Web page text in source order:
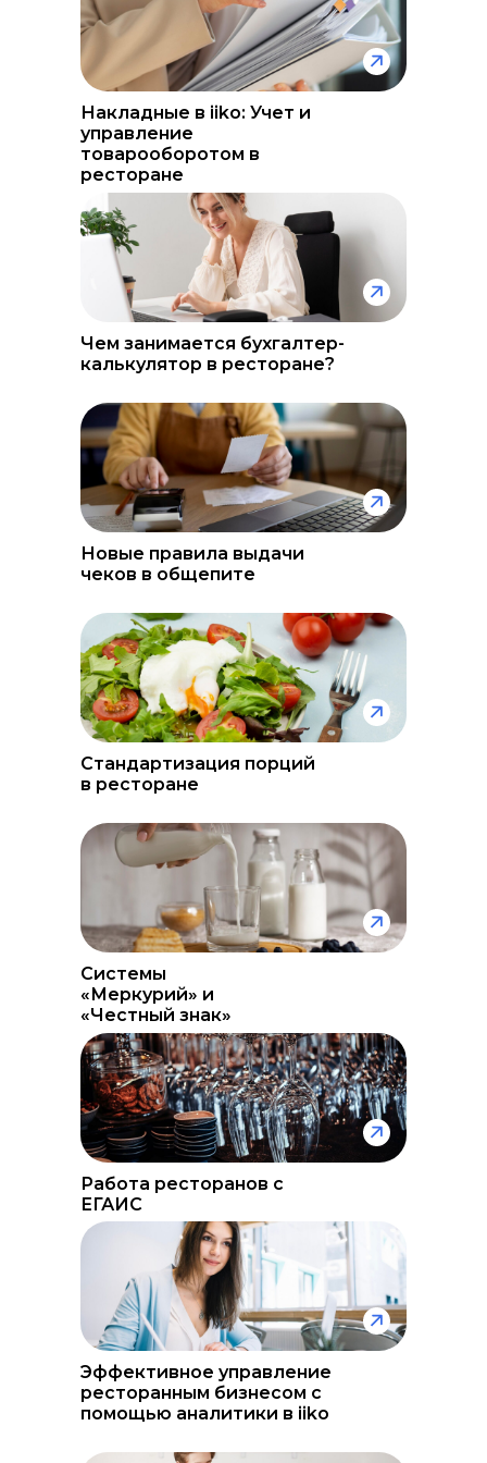
Эффективное управление
ресторанным бизнесом с
помощью аналитики в iiko
Работа ресторанов с
ЕГАИС
Системы
«Меркурий» и
«Честный знак»
Новые правила выдачи
чеков в общепите
Стандартизация порций
в ресторане
Чем занимается бухгалтер-
калькулятор в ресторане?
Накладные в iiko: Учет и
управление
товарооборотом в
ресторане